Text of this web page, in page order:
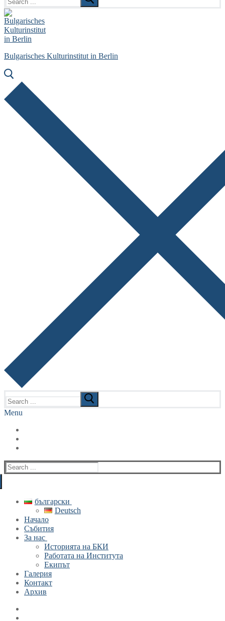
for:
Bulgarisches Kulturinstitut in Berlin
for:
Menu
Search
for:
български
Deutsch
Начало
Събития
За нас
Историята на БКИ
Работата на Института
Екипът
Галерия
Контакт
Архив